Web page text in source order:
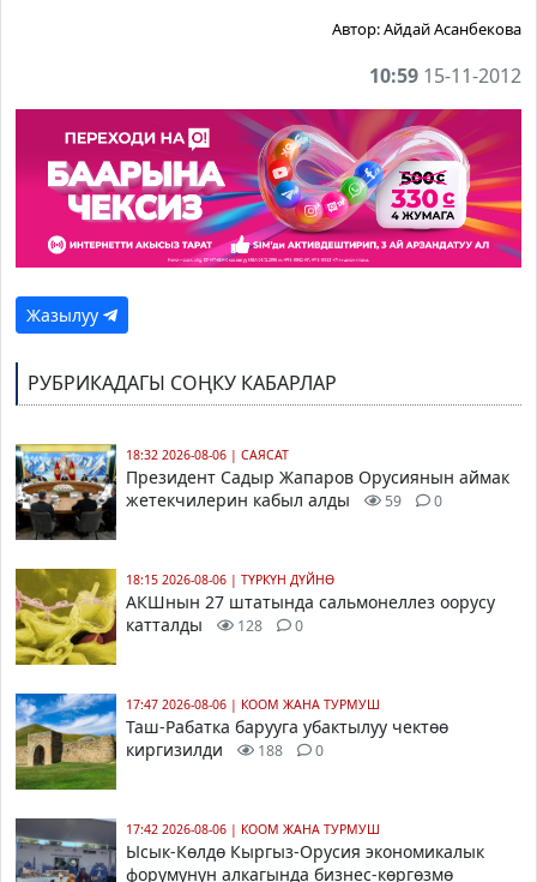
Автор:Айдай Асанбекова
10:59 15-11-2012
Жазылуу
РУБРИКАДАГЫ СОҢКУ КАБАРЛАР
18:32 2026-08-06 | САЯСАТ
Президент Садыр Жапаров Орусиянын аймак
жетекчилерин кабыл алды
59 0
18:15 2026-08-06 | ТҮРКҮН ДҮЙНӨ
АКШнын 27 штатында сальмонеллез оорусу
катталды
128 0
17:47 2026-08-06 | КООМ ЖАНА ТУРМУШ
Таш-Рабатка барууга убактылуу чектөө
киргизилди
188 0
17:42 2026-08-06 | КООМ ЖАНА ТУРМУШ
Ысык-Көлдө Кыргыз-Орусия экономикалык
форумунун алкагында бизнес-көргөзмө